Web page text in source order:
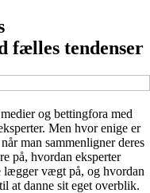
fælles tendenser
og bettingfora med
Men hvor enige er
man sammenligner deres
på, hvordan eksperter
lægger vægt på, og hvordan
at danne sit eget overblik.